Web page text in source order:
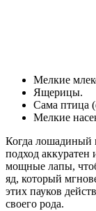
Мелкие
Ящерицы.
Сама птица
Мелкие
Когда лошадиный
подход
мощные лапы,
яд, который
этих пауков
своего рода.